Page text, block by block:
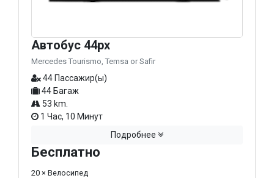
Автобус 44px
Mercedes Tourismo, Temsa or Safir
44 Пассажир(ы)
44 Багаж
53 km.
1 Час, 10 Минут
Подробнее
Бесплатно
20 × Велосипед